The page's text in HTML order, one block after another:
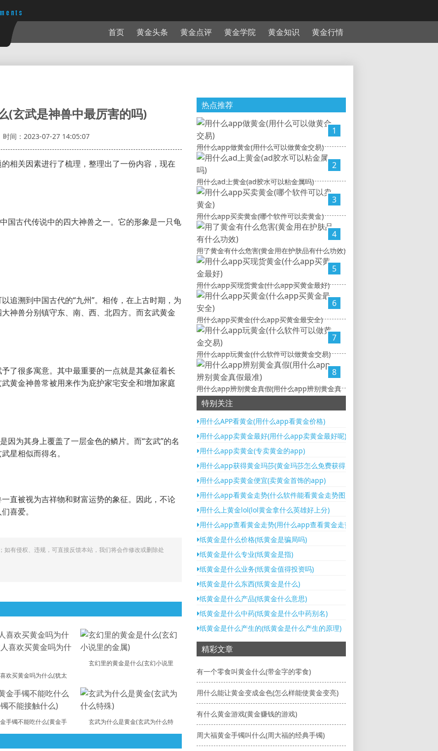
首页 黄金头条 黄金点评 黄金学院 黄金知识 黄金行情
(玄武是神兽中最厉害的吗)
时间：2023-07-27 14:05:07
相关因素进行了梳理，整理出了一份内容，现在
国古代传说中的四大神兽之一。它的形象是一只龟
追溯到中国古代的“九州”。相传，在上古时期，为
神兽分别镇守东、南、西、北四方。而玄武黄金
了很多寓意。其中最重要的一点就是其象征着长
黄金神兽常被用来作为庇护家宅安全和增加家庭
因为其身上覆盖了一层金色的鳞片。而“玄武”的名
星相似而得名。
直被视为吉祥物和财富运势的象征。因此，不论
喜爱。
如有侵权、违规，可直接反馈本站，我们将会作修改或删除处
欢买黄金吗为什么(犹太
玄幻里的黄金是什么(玄幻小说里
手镯不能吃什么(黄金手 玄武为什么是黄金(玄武为什么特
热点推荐
1
用什么app做黄金(用什么可以做黄金交易)
2
用什么ad上黄金(ad胶水可以粘金属吗)
3
用什么app买卖黄金(哪个软件可以卖黄金)
4
用了黄金有什么危害(黄金用在护肤品有什么功效)
5
用什么app买现货黄金(什么app买黄金最好)
6
用什么app买黄金(什么app买黄金最安全)
7
用什么app玩黄金(什么软件可以做黄金交易)
8
用什么app辨别黄金真假(用什么app辨别黄金真
假最准)
特别关注
用什么APP看黄金(用什么app看黄金价格)
用什么app卖黄金最好(用什么app卖黄金最好呢)
用什么app卖黄金(专卖黄金的app)
用什么app获得黄金玛莎(黄金玛莎怎么免费获得)
用什么app卖黄金便宜(卖黄金首饰的app)
用什么app看黄金走势(什么软件能看黄金走势图)
用什么上黄金lol(lol黄金拿什么英雄好上分)
用什么app查看黄金走势(用什么app查看黄金走势分析)
纸黄金是什么价格(纸黄金是骗局吗)
纸黄金是什么专业(纸黄金是指)
纸黄金是什么业务(纸黄金值得投资吗)
纸黄金是什么东西(纸黄金是什么)
纸黄金是什么产品(纸黄金什么意思)
纸黄金是什么中药(纸黄金是什么中药别名)
纸黄金是什么产生的(纸黄金是什么产生的原理)
精彩文章
有一个零食叫黄金什么(带金字的零食)
用什么能让黄金变成金色(怎么样能使黄金变亮)
有什么黄金游戏(黄金赚钱的游戏)
周大福黄金手镯叫什么(周大福的经典手镯)